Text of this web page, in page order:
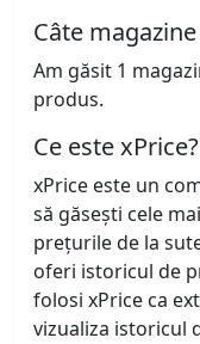
Câte
Am găsit 1
produs.
Ce este xPrice?
xPrice este un
să găsești cele
prețurile de la
oferi istoricul de
folosi xPrice ca
vizualiza istoricul